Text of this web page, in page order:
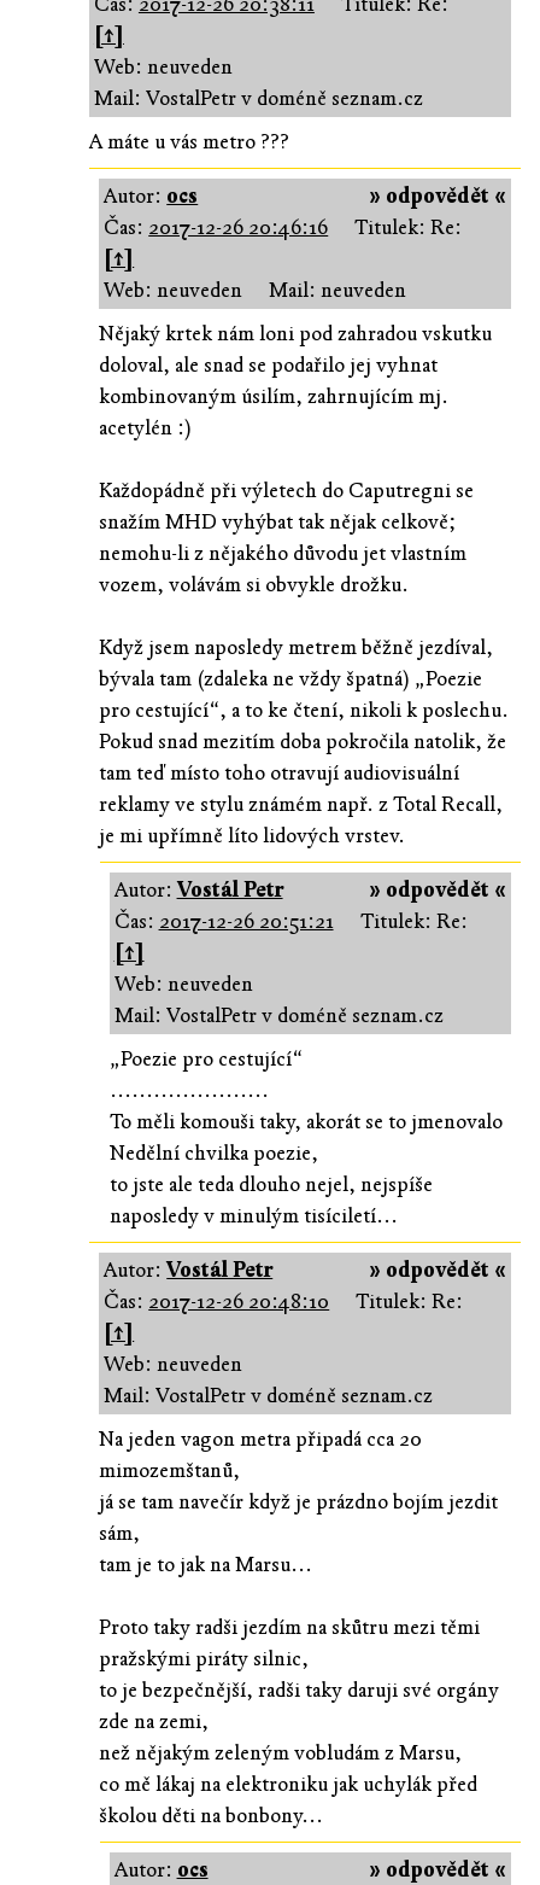
[↑]
Web: neuveden
Mail: VostalPetr v doméně seznam.cz
A máte u vás metro ???
» odpovědět «
Autor: ocs
Čas: 2017-12-26 20:46:16
Titulek: Re:
[↑]
Web: neuveden
Mail: neuveden
Nějaký krtek nám loni pod zahradou vskutku
doloval, ale snad se podařilo jej vyhnat
kombinovaným úsilím, zahrnujícím mj.
acetylén :)
Každopádně při výletech do Caputregni se
snažím MHD vyhýbat tak nějak celkově;
nemohu-li z nějakého důvodu jet vlastním
vozem, volávám si obvykle drožku.
Když jsem naposledy metrem běžně jezdíval,
bývala tam (zdaleka ne vždy špatná) „Poezie
pro cestující“, a to ke čtení, nikoli k poslechu.
Pokud snad mezitím doba pokročila natolik, že
tam teď místo toho otravují audiovisuální
reklamy ve stylu známém např. z Total Recall,
je mi upřímně líto lidových vrstev.
» odpovědět «
Autor:Vostál Petr
Čas: 2017-12-26 20:51:21
Titulek: Re:
[↑]
Web: neuveden
Mail: VostalPetr v doméně seznam.cz
„Poezie pro cestující“
......................
To měli komouši taky, akorát se to jmenovalo
Nedělní chvilka poezie,
to jste ale teda dlouho nejel, nejspíše
naposledy v minulým tisíciletí...
» odpovědět «
Autor:Vostál Petr
Čas: 2017-12-26 20:48:10
Titulek: Re:
[↑]
Web: neuveden
Mail: VostalPetr v doméně seznam.cz
Na jeden vagon metra připadá cca 20
mimozemštanů,
já se tam navečír když je prázdno bojím jezdit
sám,
tam je to jak na Marsu...
Proto taky radši jezdím na skůtru mezi těmi
pražskými piráty silnic,
to je bezpečnější, radši taky daruji své orgány
zde na zemi,
než nějakým zeleným vobludám z Marsu,
co mě lákaj na elektroniku jak uchylák před
školou děti na bonbony...
» odpovědět «
Autor: ocs